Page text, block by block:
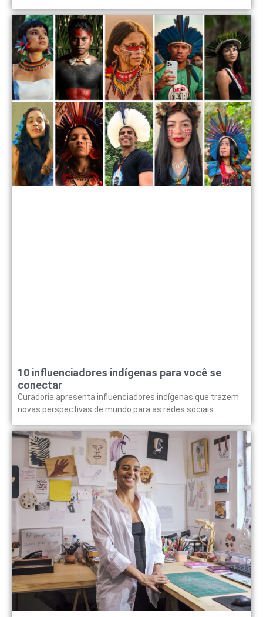
10 influenciadores indígenas para você se
conectar
Curadoria apresenta influenciadores indígenas que trazem
novas perspectivas de mundo para as redes sociais.